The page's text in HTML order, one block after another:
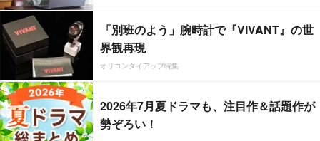
「別班のよう」腕時計で『VIVANT』の世
界観再現
オリコンタイアップ特集
2026年7月夏ドラマも、注目作＆話題作が
勢ぞろい！